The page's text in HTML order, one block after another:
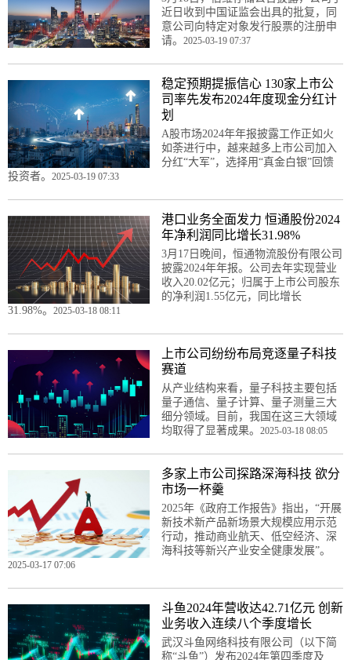
近日收到中国证监会出具的批复，同
意公司向特定对象发行股票的注册申
请。 2025-03-19 07:37
稳定预期提振信心 130家上市公
司率先发布2024年度现金分红计
划
A股市场2024年年报披露工作正如火
如荼进行中，越来越多上市公司加入
分红“大军”，选择用“真金白银”回馈
投资者。 2025-03-19 07:33
港口业务全面发力 恒通股份2024
年净利润同比增长31.98%
3月17日晚间，恒通物流股份有限公司
披露2024年年报。公司去年实现营业
收入20.02亿元；归属于上市公司股东
的净利润1.55亿元，同比增长
31.98%。 2025-03-18 08:11
上市公司纷纷布局竞逐量子科技
赛道
从产业结构来看，量子科技主要包括
量子通信、量子计算、量子测量三大
细分领域。目前，我国在这三大领域
均取得了显著成果。 2025-03-18 08:05
多家上市公司探路深海科技 欲分
市场一杯羹
2025年《政府工作报告》指出，“开展
新技术新产品新场景大规模应用示范
行动，推动商业航天、低空经济、深
海科技等新兴产业安全健康发展”。
2025-03-17 07:06
斗鱼2024年营收达42.71亿元 创新
业务收入连续八个季度增长
武汉斗鱼网络科技有限公司（以下简
称“斗鱼”）发布2024年第四季度及